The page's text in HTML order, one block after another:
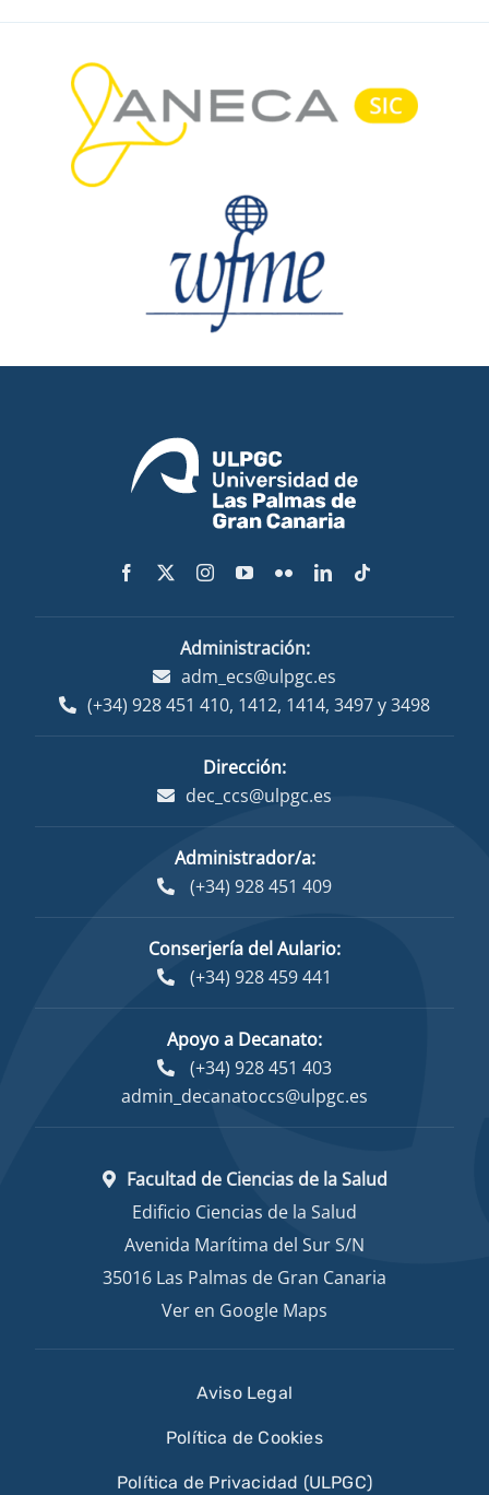
Administración:
adm_ecs@ulpgc.es
(+34) 928 451 410, 1412, 1414, 3497y3498
Dirección:
dec_ccs@ulpgc.es
Administrador/a:
(+34) 928 451 409
Conserjería del Aulario:
(+34) 928 459 441
Apoyo a Decanato:
(+34) 928 451 403
admin_decanatoccs@ulpgc.es
Facultad de Ciencias de la Salud
Edificio Ciencias de la Salud
Avenida Marítima del Sur S/N
35016 Las Palmas de Gran Canaria
Ver en Google Maps
Aviso Legal
Política de Cookies
Política de Privacidad (ULPGC)